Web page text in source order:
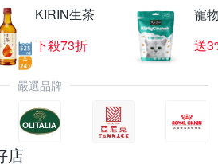
KIRIN生茶
下殺73折
寵
送
嚴選品牌
店